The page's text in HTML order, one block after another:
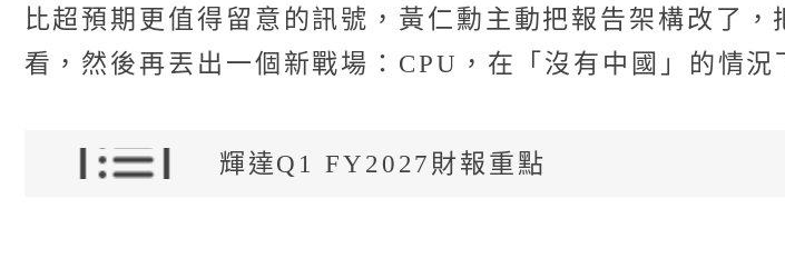
比超預期更值得留意的訊號，黃仁勳主動把報告架構改了
看，然後再丟出一個新戰場：CPU，在「沒有中國」的情況
輝達Q1 FY2027財報重點